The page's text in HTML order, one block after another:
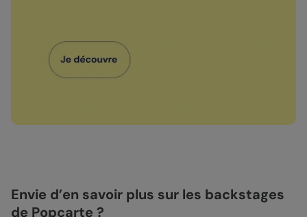
Envie d’en savoir plus sur les backstages
de Popcarte ?